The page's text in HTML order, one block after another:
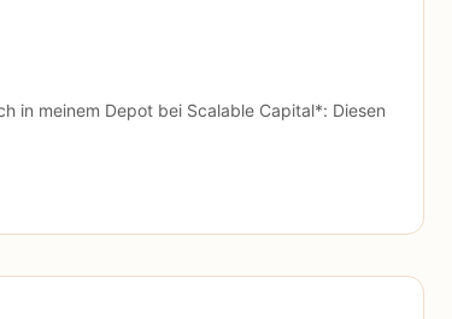
in meinem Depot bei Scalable Capital*: Diesen